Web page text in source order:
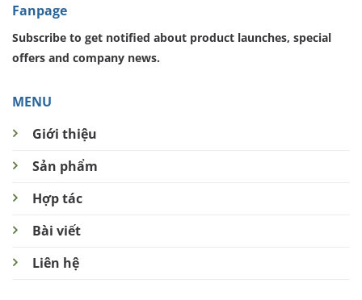
MENU
Giới thiệu
Sản phẩm
Hợp tác
Bài viết
Liên hệ
Fanpage
Subscribe to get notified about product launches, special
offers and company news.